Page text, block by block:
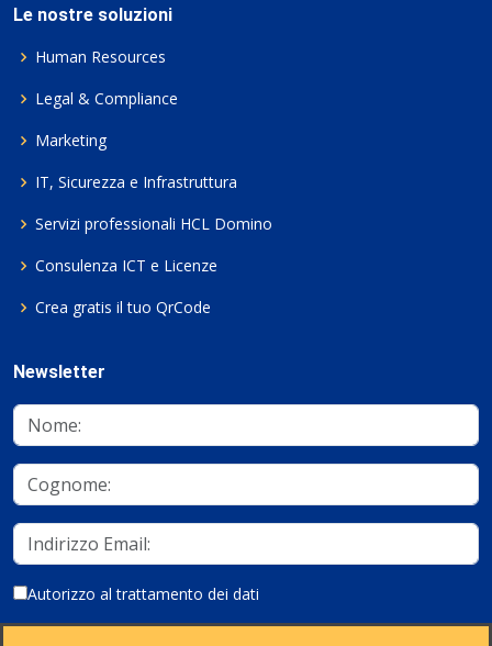
Le nostre soluzioni
Human Resources
Legal & Compliance
Marketing
IT, Sicurezza e Infrastruttura
Servizi professionali HCL Domino
Consulenza ICT e Licenze
Crea gratis il tuo QrCode
Newsletter
Autorizzo al trattamento dei dati